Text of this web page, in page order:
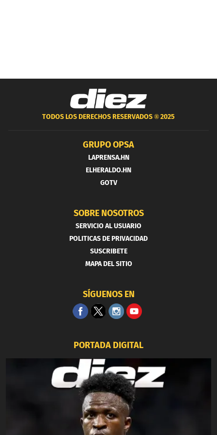
TODOS LOS DERECHOS RESERVADOS ®2025
GRUPO OPSA
LAPRENSA.HN
ELHERALDO.HN
GOTV
SOBRE NOSOTROS
SERVICIO AL USUARIO
POLITICAS DE PRIVACIDAD
SUSCRIBETE
MAPA DEL SITIO
SÍGUENOS EN
PORTADA DIGITAL